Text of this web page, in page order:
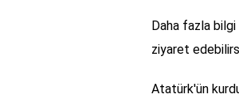
Daha fazla
ziyaret
Atatürk'ün